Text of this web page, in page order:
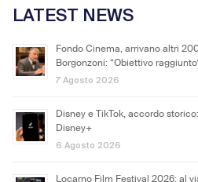
LATEST NEWS
Fondo Cinema, arrivano altri
Borgonzoni: “Obiettivo
7 Agosto 2026
Disney e TikTok, accordo
Disney+
6 Agosto 2026
Locarno Film Festival 2026: al